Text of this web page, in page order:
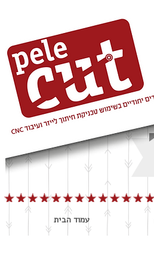
עמוד הבית